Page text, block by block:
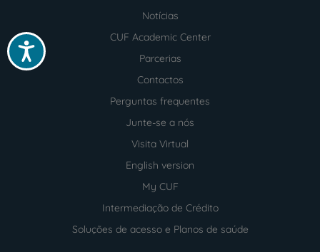
Acessibilidade
Notícias
CUF Academic Center
Parcerias
Contactos
Perguntas frequentes
Junte-se a nós
Visita Virtual
English version
My CUF
Intermediação de Crédito
Soluções de acesso e Planos de saúde